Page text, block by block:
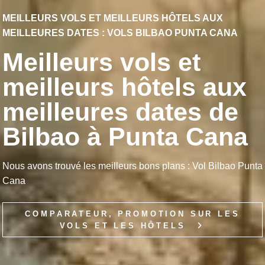
MEILLEURS VOLS ET MEILLEURS HÔTELS AUX
MEILLEURES DATES : VOLS BILBAO PUNTA CANA
Meilleurs vols et
meilleurs hôtels aux
meilleures dates de
Bilbao à Punta Cana
Nous avons trouvé les meilleurs bons plans : Vol Bilbao Punta
Cana
COMPARATEUR, PROMOTION SUR LES
VOLS ET LES HÔTELS